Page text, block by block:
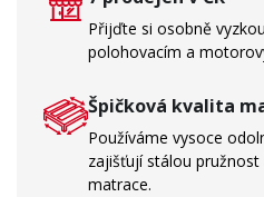
Přijďte si osobně
polohovacím a
Špičková kvalita
Používáme vysoce
zajišťují stálou
matrace.